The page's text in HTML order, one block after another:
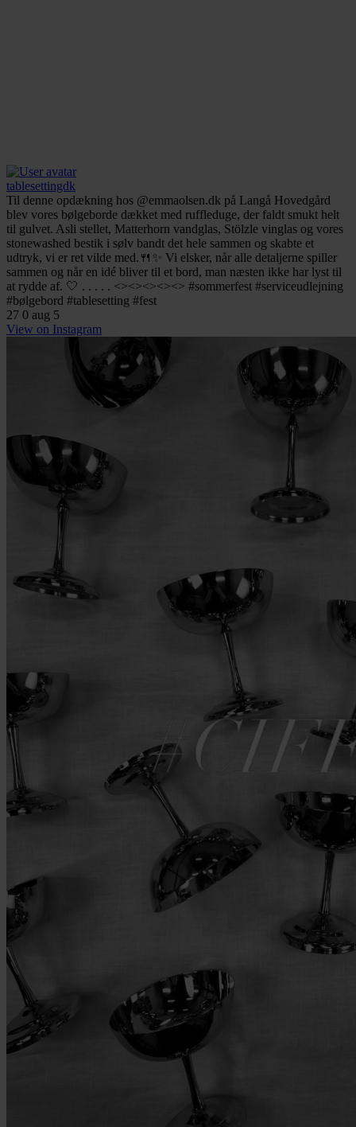
tablesettingdk
Til denne opdækning hos @emmaolsen.dk på Langå Hovedgård
blev vores bølgeborde dækket med ruffleduge, der faldt smukt helt
til gulvet. Asli stellet, Matterhorn vandglas, Stölzle vinglas og vores
stonewashed bestik i sølv bandt det hele sammen og skabte et
udtryk, vi er ret vilde med.🍴✨ Vi elsker, når alle detaljerne spiller
sammen og når en idé bliver til et bord, man næsten ikke har lyst til
at rydde af. 🤍 . . . . . <><><><><> #sommerfest #serviceudlejning
#bølgebord #tablesetting #fest
27 0 aug 5
View on Instagram